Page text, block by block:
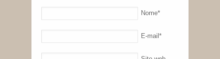
Nome*
E-mail *